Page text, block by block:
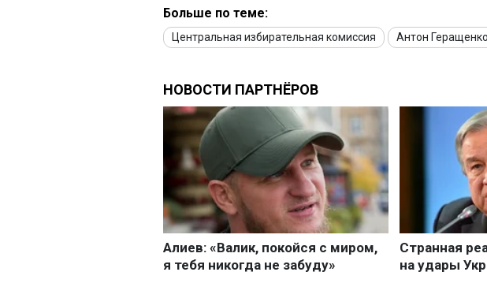
Больше по теме:
Центральная избирательная комиссия Антон Геращенко